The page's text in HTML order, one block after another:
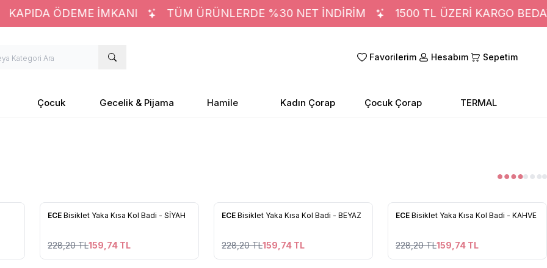
ÖDEME İMKANI TÜM ÜRÜNLERDE %30 NET İNDİRİM 1500 TL ÜZERİ KARGO BEDAVA
Favorilerim Hesabım Sepetim
Çocuk Gecelik & Pijama Hamile Kadın Çorap Çocuk Çorap TERMAL
%30
ECE Bisiklet Yaka Kısa Kol Badi - SİYAH
228,20TL159,74 TL
%30
ECE Bisiklet Yaka Kısa Kol Badi - BEYAZ
228,20TL159,74 TL
%30
ECE Bisiklet Yaka Kısa Kol Badi - KAHVE
228,20TL159,74 TL